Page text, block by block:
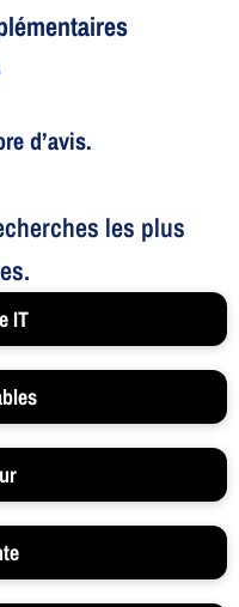
d’avis.
les plus
IT